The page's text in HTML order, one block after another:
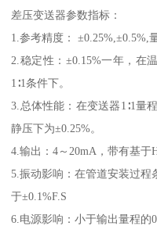
差压变送器参数指标：
1.参考精度： ±0.25%,±0.5%,
2.稳定性：±0.15%一年，在
1∶1条件下。
3.总体性能：在变送器1∶1量
静压下为±0.25%。
4.输出：4～20mA，带有基于
5.振动影响：在管道安装过程
于±0.1%F.S
6.电源影响：小于输出量程的